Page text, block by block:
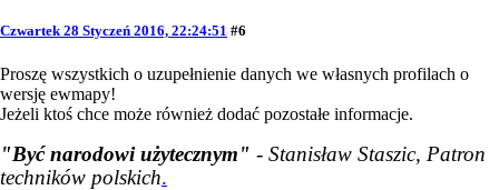
Czwartek 28 Styczeń 2016, 22:24:51 #6
Proszę wszystkich o uzupełnienie danych we własnych profilach o
wersję ewmapy!
Jeżeli ktoś chce może również dodać pozostałe informacje.
"Być narodowi użytecznym" - Stanisław Staszic, Patron
techników polskich.